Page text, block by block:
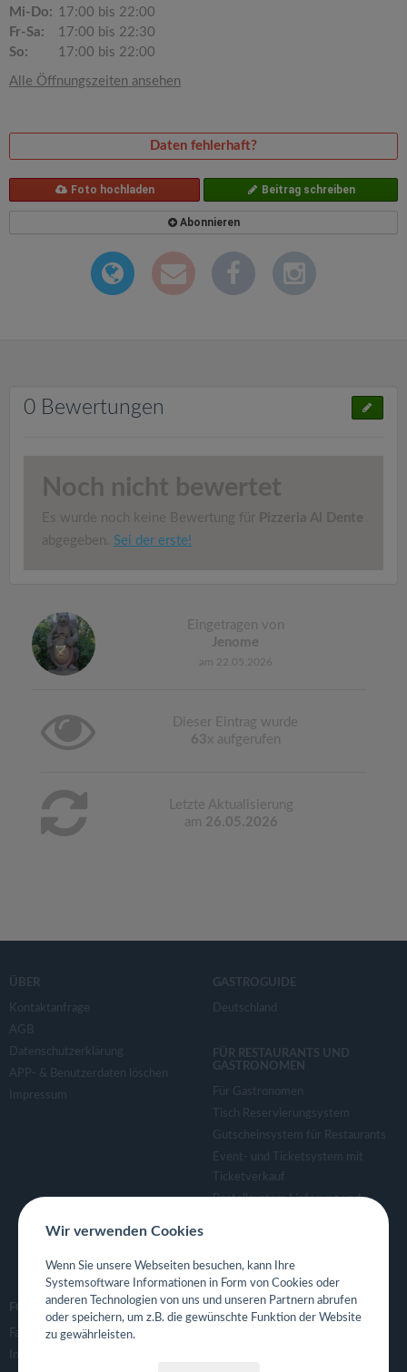
Mi-Do: 17:00 bis 22:00
Fr-Sa:
17:00 bis 22:30
So:
17:00 bis 22:00
Alle Öffnungszeiten ansehen
Daten fehlerhaft?
Foto hochladen Beitrag schreiben
Abonnieren
0 Bewertungen
Noch nicht bewertet
Es wurde noch keine Bewertung für Pizzeria Al Dente
abgegeben. Sei der erste!
Eingetragen von
Jenome
am 22.05.2026
Dieser Eintrag wurde
63x aufgerufen
Letzte Aktualisierung
am 26.05.2026
ÜBER
Kontaktanfrage
AGB
Datenschutzerklärung
APP- & Benutzerdaten löschen
Impressum
GASTROGUIDE
Deutschland
FÜR RESTAURANTS UND
GASTRONOMEN
Für Gastronomen
Tisch Reservierungsystem
Gutscheinsystem für Restaurants
Event- und Ticketsystem mit
Ticketverkauf
Bestellsystem Lieferung und
Eigene App für Restaurant
FOLGE UNS
Facebook
Instagram
Wir verwenden Cookies
Wenn Sie unsere Webseiten besuchen, kann Ihre
Systemsoftware Informationen in Form von Cookies oder
anderen Technologien von uns und unseren Partnern abrufen
oder speichern, um z.B. die gewünschte Funktion der Website
zu gewährleisten.
o
n